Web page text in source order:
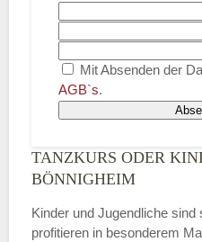
Mit Absenden der
AGB`s.
TANZKURS ODER
BÖNNIGHEIM
Kinder und Jugendliche sind
profitieren in besonderem